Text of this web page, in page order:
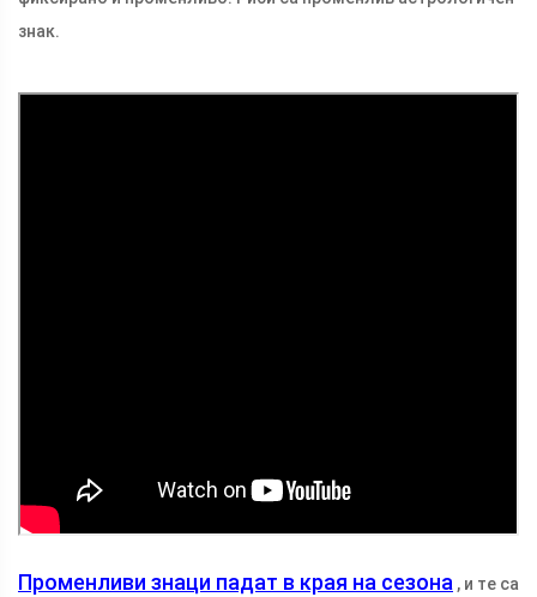
знак.
Променливи знаци падат в края на сезона , и те са